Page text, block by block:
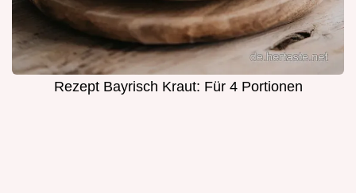
Rezept Bayrisch Kraut: Für 4 Portionen